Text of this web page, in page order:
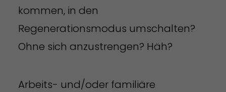
kommen, in den
Regenerationsmodus umschalten?
Ohne sich anzustrengen? Häh?
Arbeits- und/oder familiäre